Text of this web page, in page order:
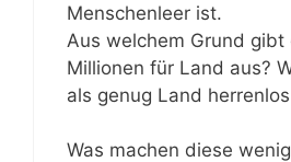
Menschenleer ist.
Aus welchem Grund
Millionen für Land aus?
als genug Land herrenlos
Was machen diese